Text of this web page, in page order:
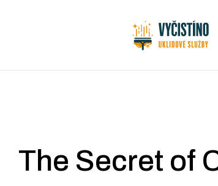
Ostrava
The Secret of